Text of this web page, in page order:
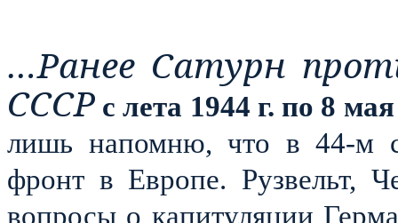
…Ранее Сатурн
СССР с лета 1944 г. по 8
лишь напомню, что в 44-м
фронт в Европе. Рузвельт,
вопросы о капитуляции